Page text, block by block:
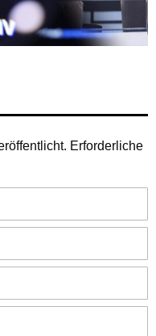
Erforderliche